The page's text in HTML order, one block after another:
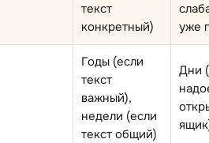
текст
конкретный)
уже
Годы (если
текст
важный),
недели (если
текст общий)
Дни